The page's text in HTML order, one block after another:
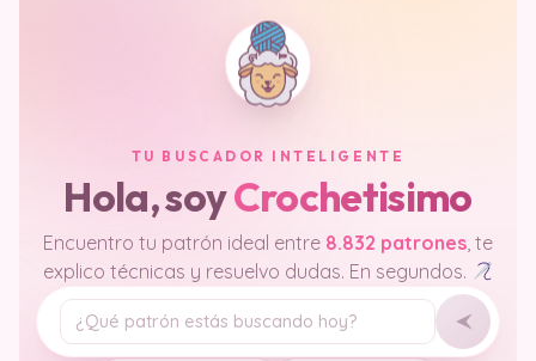
TU BUSCADOR INTELIGENTE
Hola, soyCrochetisimo
Encuentro tu patrón ideal entre 8.832 patrones, te
explico técnicas y resuelvo dudas. En segundos.
Tu pregunta